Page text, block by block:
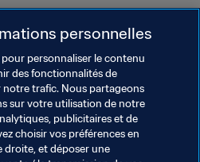
de la FIFA Commercial
FIFA 2026™ USA
personnelles
personnaliser le contenu
des fonctionnalités de
notre trafic. Nous partageons
sur votre utilisation de notre
publicitaires et de
choisir vos préférences en
droite, et déposer une